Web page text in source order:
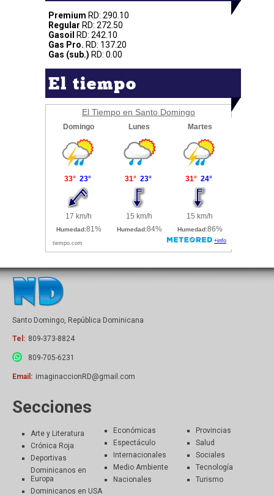
Premium RD: 290.10
Regular RD: 272.50
Gasoil
RD: 242.10
Gas Pro. RD: 137.20
Gas (sub.) RD: 0.00
El tiempo
El Tiempo en Santo Domingo
Santo Domingo, República Dominicana
Tel: 809-373-8824
809-705-6231
Email: imaginaccionRD@gmail.com
Secciones
Arte y Literatura
Crónica Roja
Deportivas
Dominicanos en
Europa
Dominicanos en USA
Económicas
Espectáculo
Internacionales
Medio Ambiente
Nacionales
Provincias
Salud
Sociales
Tecnología
Turismo